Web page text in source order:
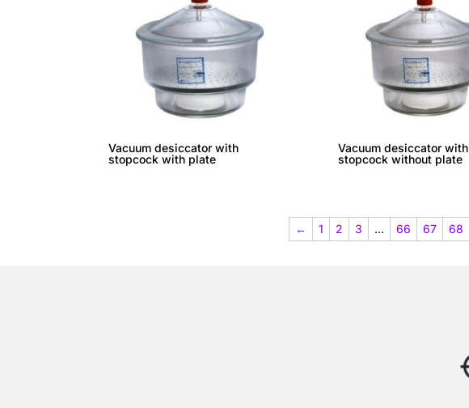
Vacuum desiccator with
stopcock with plate
Vacuum desiccator with
stopcock without plate
← 1 2 3 … 66 67 68